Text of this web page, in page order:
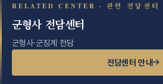
RELATED CENTER · 관련 전담센터
군형사 전담센터
군형사·군징계 전담
전담센터 안내